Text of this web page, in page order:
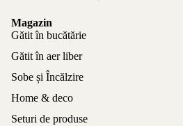
Magazin
Gătit în bucătărie
Gătit în aer liber
Sobe și Încălzire
Home & deco
Seturi de produse